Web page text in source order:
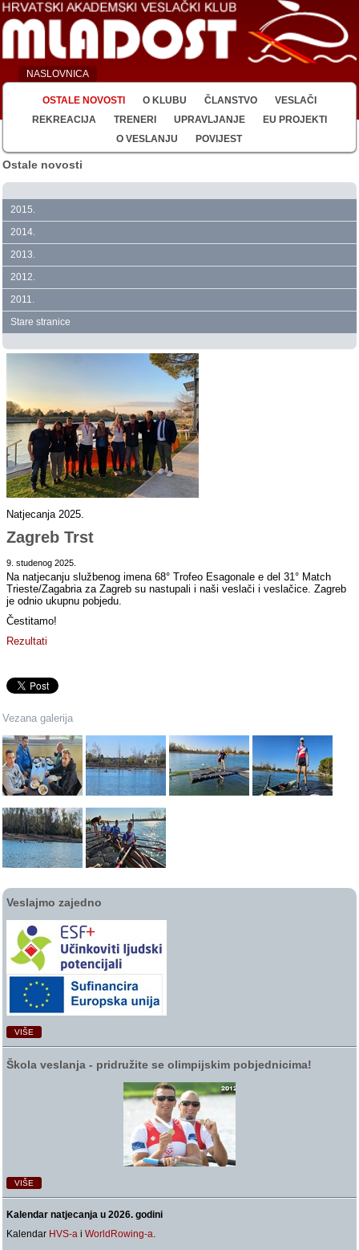
NASLOVNICA
OSTALE NOVOSTI O KLUBU ČLANSTVO
VESLAČI
REKREACIJA
TRENERI UPRAVLJANJE
EU PROJEKTI
O VESLANJU
POVIJEST
Ostale novosti
2015.
2014.
2013.
2012.
2011.
Stare stranice
Natjecanja 2025.
Zagreb Trst
9. studenog 2025.
Na natjecanju službenog imena 68° Trofeo Esagonale e del 31° Match
Trieste/Zagabria za Zagreb su nastupali i naši veslači i veslačice. Zagreb
je odnio ukupnu pobjedu.
Čestitamo!
Rezultati
Vezana galerija
Veslajmo zajedno
VIŠE
Škola veslanja ‑ pridružite se olimpijskim pobjednicima!
VIŠE
Kalendar natjecanja u 2026. godini
Kalendar HVS-a iWorldRowing-a.